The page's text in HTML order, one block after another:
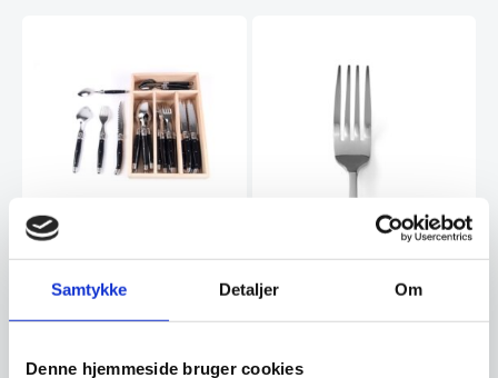
Samtykke Detaljer Om
Denne hjemmeside bruger cookies
Sæt med 24 dele. 6 stk knive, 6